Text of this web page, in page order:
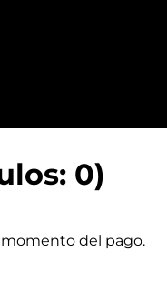
0)
del pago.